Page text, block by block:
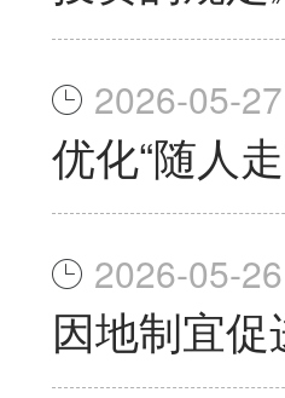
2026-05-27
优化“随人
2026-05-26
因地制宜